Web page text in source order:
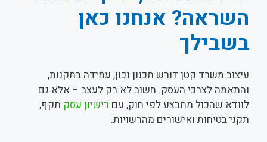
השראה? אנחנו כאן
בשבילך
עיצוב משרד קטן דורש תכנון נכון, עמידה בתקנות,
והתאמה לצרכי העסק. חשוב לא רק לעצב – אלא גם
לוודא שהכול מתבצע לפי חוק, עם רישיון עסק תקף,
תקני בטיחות ואישורים מהרשויות.